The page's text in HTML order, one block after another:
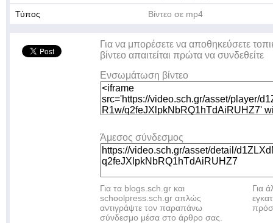
Τύπος Βίντεο σε mp4
Για να μπορέσετε να αποθηκεύσετε
βίντεο απαιτείται πρώτα να συνδεθείτε
Ενσωμάτωση βίντεο
Άμεσος σύνδεσμος
Για τα blogs.sch.gr και
schoolpress.sch.gr απλώς
αντιγράψτε τον παραπάνω
σύνδεσμο μέσα στο άρθρο σας.
Για